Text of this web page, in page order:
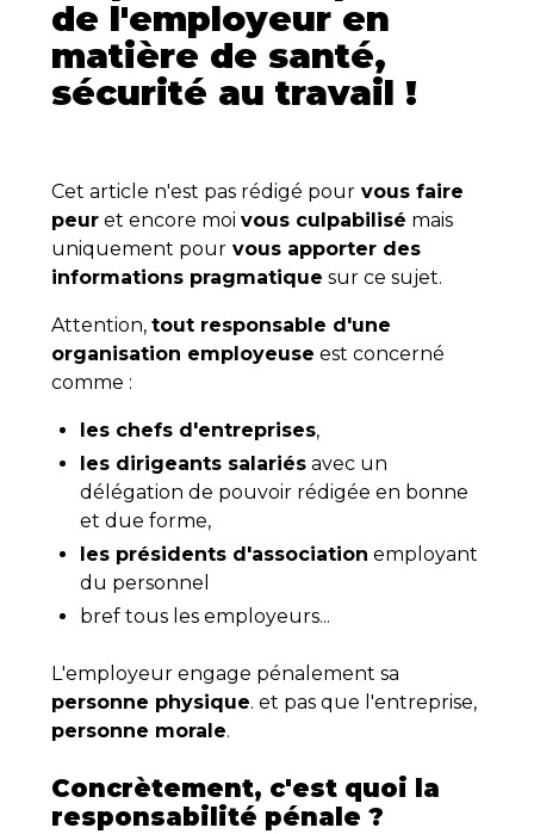
de l'employeur en
matière de santé,
sécurité au travail !
Cet article n'est pas rédigé pourvous faire
peuret encore moi vous culpabilisé mais
uniquement pourvous apporter des
informations pragmatique sur ce sujet.
Attention, tout responsable d'une
organisation employeuse est concerné
comme :
les chefs d'entreprises,
les dirigeants salariésavec un
délégation de pouvoir rédigée en bonne
et due forme,
les présidents d'association employant
du personnel
bref tous les employeurs...
L'employeur engage pénalement sa
personne physique. et pas que l'entreprise,
personne morale.
Concrètement, c'est quoi la
responsabilité pénale ?